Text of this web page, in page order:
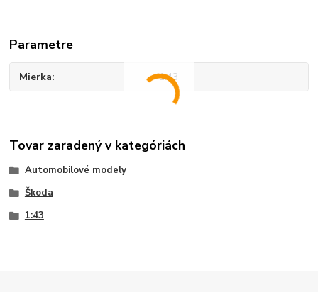
Parametre
Mierka 1:43
Tovar zaradený v kategóriách
Automobilové modely
Škoda
1:43